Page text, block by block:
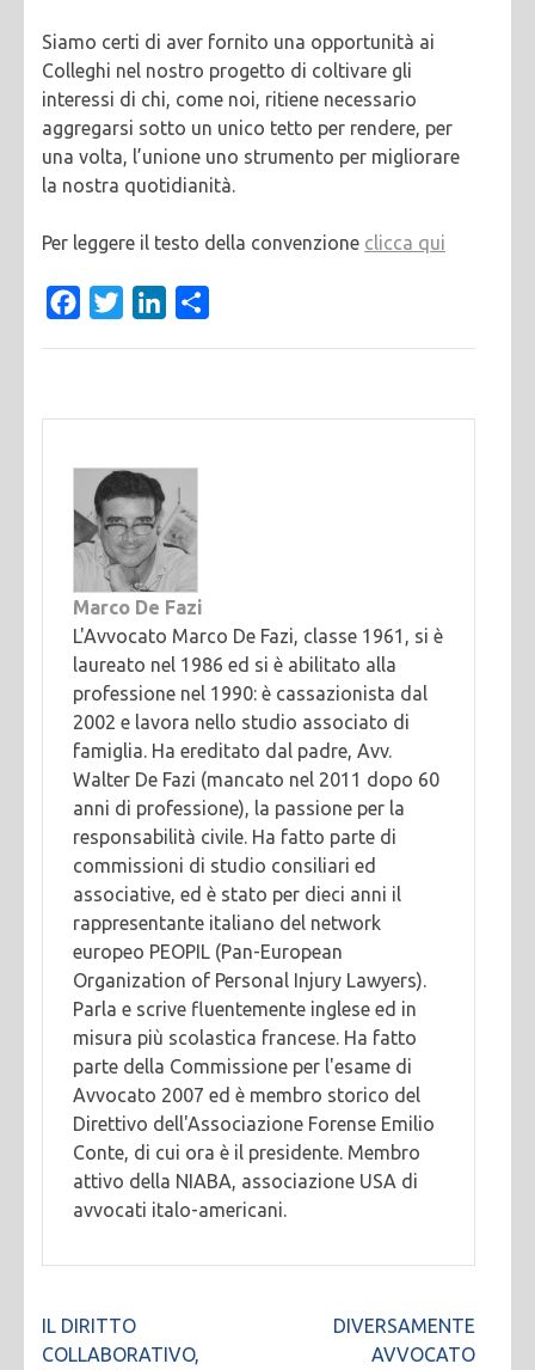
Siamo certi di aver fornito una opportunità ai
Colleghi nel nostro progetto di coltivare gli
interessi di chi, come noi, ritiene necessario
aggregarsi sotto un unico tetto per rendere, per
una volta, l’unione uno strumento per migliorare
la nostra quotidianità.
Per leggere il testo della convenzione clicca qui
FacebookTwitterLinkedIn
Marco De Fazi
L'Avvocato Marco De Fazi, classe 1961, si è
laureato nel 1986 ed si è abilitato alla
professione nel 1990: è cassazionista dal
2002 e lavora nello studio associato di
famiglia. Ha ereditato dal padre, Avv.
Walter De Fazi (mancato nel 2011 dopo 60
anni di professione), la passione per la
responsabilità civile. Ha fatto parte di
commissioni di studio consiliari ed
associative, ed è stato per dieci anni il
rappresentante italiano del network
europeo PEOPIL (Pan-European
Organization of Personal Injury Lawyers).
Parla e scrive fluentemente inglese ed in
misura più scolastica francese. Ha fatto
parte della Commissione per l'esame di
Avvocato 2007 ed è membro storico del
Direttivo dell'Associazione Forense Emilio
Conte, di cui ora è il presidente. Membro
attivo della NIABA, associazione USA di
avvocati italo-americani.
Navigazione
articoli
IL DIRITTO
COLLABORATIVO,
DIVERSAMENTE
AVVOCATO